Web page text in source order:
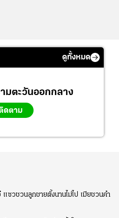
ดูทั้งหมด
มตะวันออกกลาง
ดตาม
ซวชวนลูกชายตั้งนานไม่ไป เมียชวนคำ